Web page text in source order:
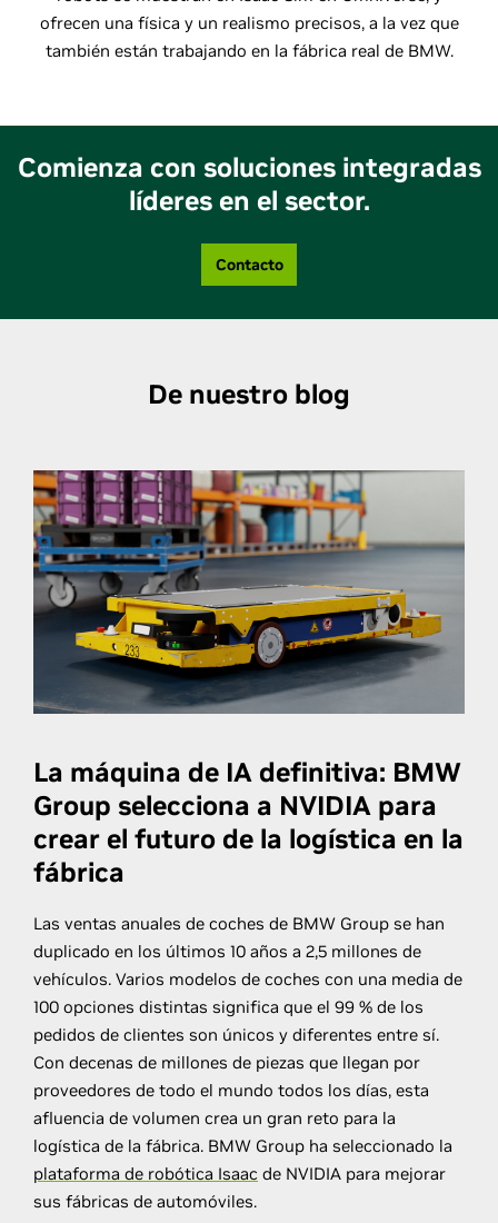
ofrecen una física y un realismo precisos, a la vez que
también están trabajando en la fábrica real de BMW.
Comienza con soluciones integradas
líderes en el sector.
Contacto
De nuestro blog
La máquina de IA definitiva: BMW
Group selecciona a NVIDIA para
crear el futuro de la logística en la
fábrica
Las ventas anuales de coches de BMW Group se han
duplicado en los últimos 10 años a 2,5 millones de
vehículos. Varios modelos de coches con una media de
100 opciones distintas significa que el 99 % de los
pedidos de clientes son únicos y diferentes entre sí.
Con decenas de millones de piezas que llegan por
proveedores de todo el mundo todos los días, esta
afluencia de volumen crea un gran reto para la
logística de la fábrica. BMW Group ha seleccionado la
plataforma de robótica Isaac de NVIDIA para mejorar
sus fábricas de automóviles.